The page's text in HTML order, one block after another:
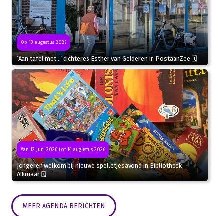
Op 13 augustus 2026
‘Aan tafel met…’ dichteres Esther van Gelderen in PostaanZee 🗓
Van 12 juni 2026 tot 14 augustus 2026
Jongeren welkom bij nieuwe spelletjesavond in Bibliotheek
Alkmaar 🗓
MEER AGENDA BERICHTEN